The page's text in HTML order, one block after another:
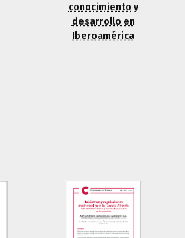
conocimiento y
desarrollo en
Iberoamérica